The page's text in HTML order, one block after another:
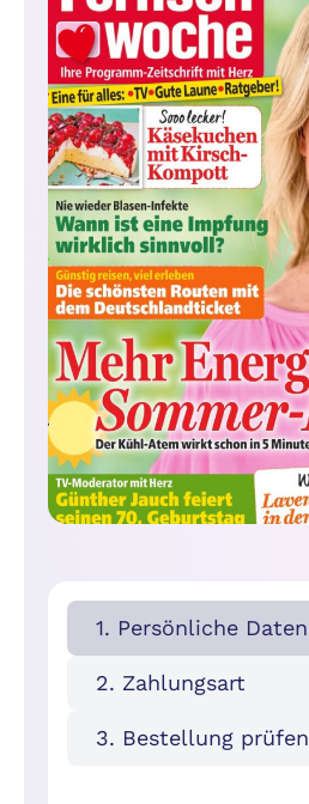
1. Persönliche Daten
2. Zahlungsart
3. Bestellung prüfen